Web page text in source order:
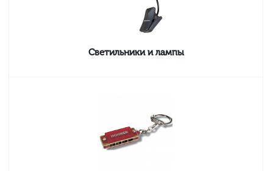
Светильники и лампы